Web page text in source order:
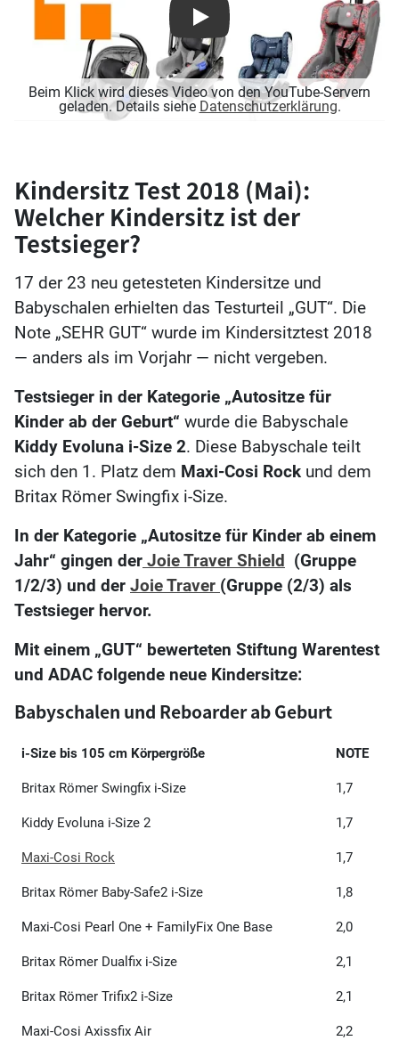
Beim Klick wird dieses Video von den YouTube-Servern
geladen. Details siehe Datenschutzerklärung.
Play
Kindersitz Test 2018 (Mai):
Welcher Kindersitz ist der
Testsieger?
17 der 23 neu getesteten Kindersitze und
Babyschalen erhielten das Testurteil „GUT“. Die
Note „SEHR GUT“ wurde im Kindersitztest 2018
— anders als im Vorjahr — nicht vergeben.
Testsieger in der Kategorie „Autositze für
Kinder ab der Geburt“ wurde die Babyschale
Kiddy Evoluna i-Size 2. Diese Babyschale teilt
sich den 1. Platz dem Maxi-Cosi Rock und dem
Britax Römer Swingfix i-Size.
In der Kategorie „Autositze für Kinder ab einem
Jahr“ gingen der Joie Traver Shield (Gruppe
1/2/3) und der Joie Traver (Gruppe (2/3) als
Testsieger hervor.
Mit einem „GUT“ bewerteten Stiftung Warentest
und ADAC folgende neue Kindersitze:
Babyschalen und Reboarder ab Geburt
i-Size bis 105 cm Körpergröße NOTE
Britax Römer Swingfix i-Size 1,7
Kiddy Evoluna i-Size 2 1,7
Maxi-Cosi Rock 1,7
Britax Römer Baby-Safe2 i-Size 1,8
Maxi-Cosi Pearl One + FamilyFix One Base 2,0
Britax Römer Dualfix i-Size 2,1
Britax Römer Trifix2 i-Size 2,1
Maxi-Cosi Axissfix Air 2,2